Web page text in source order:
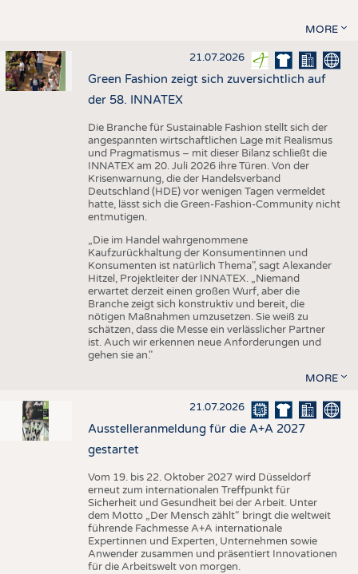
MORE
21.07.2026
Green Fashion zeigt sich zuversichtlich auf
der 58. INNATEX
Die Branche für Sustainable Fashion stellt sich der
angespannten wirtschaftlichen Lage mit Realismus
und Pragmatismus – mit dieser Bilanz schließt die
INNATEX am 20. Juli 2026 ihre Türen. Von der
Krisenwarnung, die der Handelsverband
Deutschland (HDE) vor wenigen Tagen vermeldet
hatte, lässt sich die Green-Fashion-Community nicht
entmutigen.
„Die im Handel wahrgenommene
Kaufzurückhaltung der Konsumentinnen und
Konsumenten ist natürlich Thema", sagt Alexander
Hitzel, Projektleiter der INNATEX. „Niemand
erwartet derzeit einen großen Wurf, aber die
Branche zeigt sich konstruktiv und bereit, die
nötigen Maßnahmen umzusetzen. Sie weiß zu
schätzen, dass die Messe ein verlässlicher Partner
ist. Auch wir erkennen neue Anforderungen und
gehen sie an."
MORE
21.07.2026
Ausstelleranmeldung für die A+A 2027
gestartet
Vom 19. bis 22. Oktober 2027 wird Düsseldorf
erneut zum internationalen Treffpunkt für
Sicherheit und Gesundheit bei der Arbeit. Unter
dem Motto „Der Mensch zählt“ bringt die weltweit
führende Fachmesse A+A internationale
Expertinnen und Experten, Unternehmen sowie
Anwender zusammen und präsentiert Innovationen
für die Arbeitswelt von morgen.